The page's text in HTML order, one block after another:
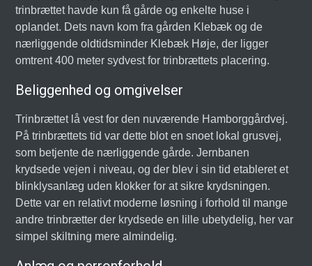
trinbrættet havde kun få gårde og enkelte huse i
oplandet. Dets navn kom fra gården Klebæk og de
nærliggende oldtidsminder Klebæk Høje, der ligger
omtrent 400 meter sydvest for trinbrættets placering.
Beliggenhed og omgivelser
Trinbrættet lå vest for den nuværende Hamborggårdvej.
På trinbrættets tid var dette blot en snoet lokal grusvej,
som betjente de nærliggende gårde. Jernbanen
krydsede vejen i niveau, og der blev i sin tid etableret et
blinklysanlæg uden klokker for at sikre krydsningen.
Dette var en relativt moderne løsning i forhold til mange
andre trinbrætter der krydsede en lille ubetydelig, her var
simpel skiltning mere almindelig.